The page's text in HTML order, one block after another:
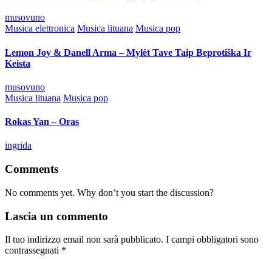
Posted
by
musovuno
Posted
Musica elettronica Musica lituana Musica pop
Lemon Joy & Danell Arma – Mylėt Tave Taip Beprotiška Ir
Keista
Posted
by
musovuno
Posted
Musica lituana Musica pop
Rokas Yan – Oras
Posted
ingrida
Comments
No comments yet. Why don’t you start the discussion?
Lascia un commento
Il tuo indirizzo email non sarà pubblicato. I campi obbligatori sono
contrassegnati *